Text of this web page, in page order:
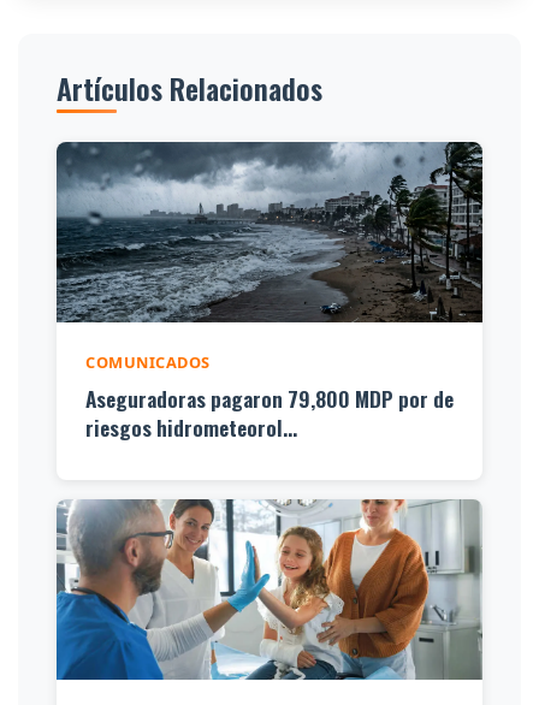
Artículos Relacionados
COMUNICADOS
Aseguradoras pagaron 79,800 MDP por de
riesgos hidrometeorol...